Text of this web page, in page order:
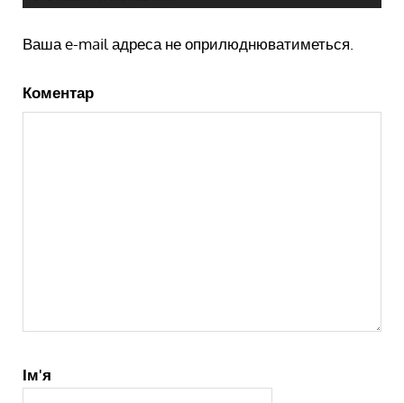
Ваша e-mail адреса не оприлюднюватиметься.
Коментар
Ім'я